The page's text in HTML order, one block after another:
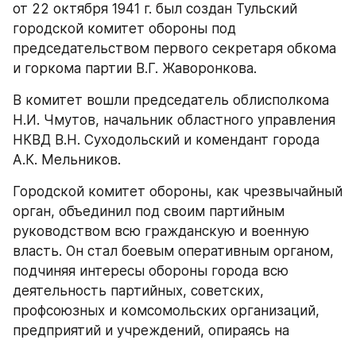
от 22 октября 1941 г. был создан Тульский
городской комитет обороны под
председательством первого секретаря обкома
и горкома партии В.Г. Жаворонкова.
В комитет вошли председатель облисполкома
Н.И. Чмутов, начальник областного управления
НКВД В.Н. Суходольский и комендант города
А.К. Мельников.
Городской комитет обороны, как чрезвычайный
орган, объединил под своим партийным
руководством всю гражданскую и военную
власть. Он стал боевым оперативным органом,
подчиняя интересы обороны города всю
деятельность партийных, советских,
профсоюзных и комсомольских организаций,
предприятий и учреждений, опираясь на